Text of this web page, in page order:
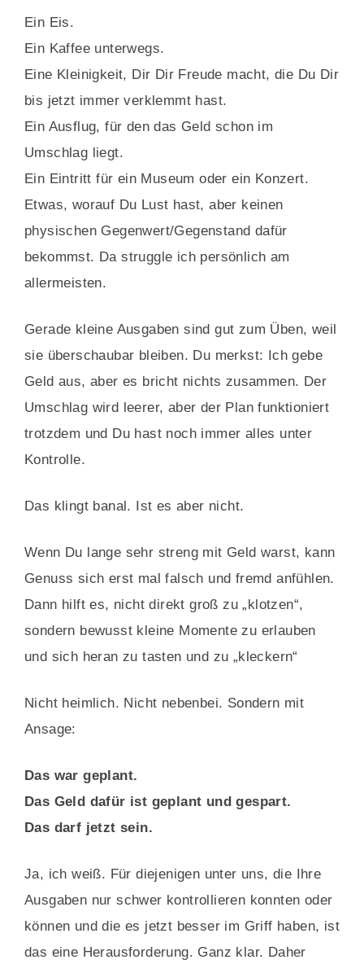
Ein Eis.
Ein Kaffee unterwegs.
Eine Kleinigkeit, Dir Dir Freude macht, die Du Dir
bis jetzt immer verklemmt hast.
Ein Ausflug, für den das Geld schon im
Umschlag liegt.
Ein Eintritt für ein Museum oder ein Konzert.
Etwas, worauf Du Lust hast, aber keinen
physischen Gegenwert/Gegenstand dafür
bekommst. Da struggle ich persönlich am
allermeisten.
Gerade kleine Ausgaben sind gut zum Üben, weil
sie überschaubar bleiben. Du merkst: Ich gebe
Geld aus, aber es bricht nichts zusammen. Der
Umschlag wird leerer, aber der Plan funktioniert
trotzdem und Du hast noch immer alles unter
Kontrolle.
Das klingt banal. Ist es aber nicht.
Wenn Du lange sehr streng mit Geld warst, kann
Genuss sich erst mal falsch und fremd anfühlen.
Dann hilft es, nicht direkt groß zu „klotzen“,
sondern bewusst kleine Momente zu erlauben
und sich heran zu tasten und zu „kleckern“
Nicht heimlich. Nicht nebenbei. Sondern mit
Ansage:
Das war geplant.
Das Geld dafür ist geplant und gespart.
Das darf jetzt sein.
Ja, ich weiß. Für diejenigen unter uns, die Ihre
Ausgaben nur schwer kontrollieren konnten oder
können und die es jetzt besser im Griff haben, ist
das eine Herausforderung. Ganz klar. Daher